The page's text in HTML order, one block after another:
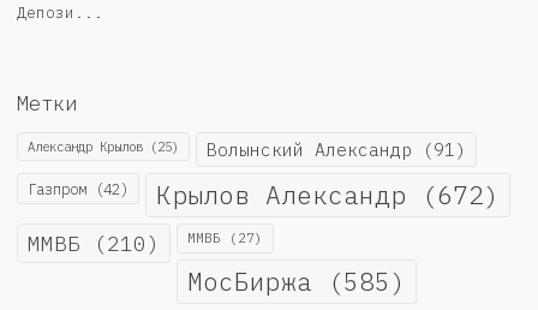
Депози...
Метки
Александр Крылов (25) Волынский Александр (91)
Газпром (42) Крылов Александр (672)
ММВБ (210) ММВБ (27)
МосБиржа (585)